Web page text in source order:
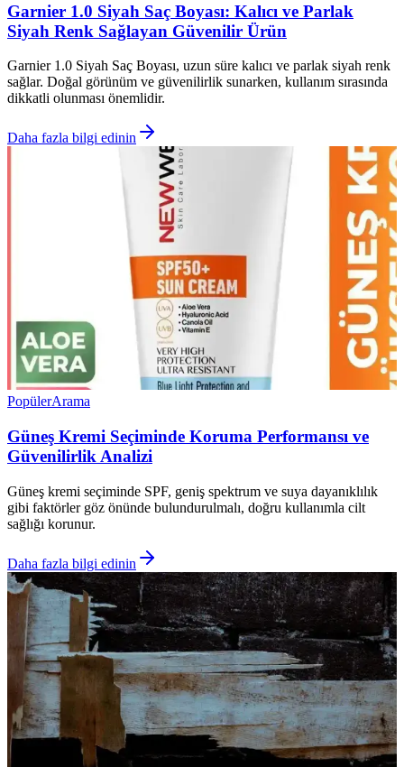
Garnier 1.0 Siyah Saç Boyası: Kalıcı ve Parlak
Siyah Renk Sağlayan Güvenilir Ürün
Garnier 1.0 Siyah Saç Boyası, uzun süre kalıcı ve parlak siyah renk
sağlar. Doğal görünüm ve güvenilirlik sunarken, kullanım sırasında
dikkatli olunması önemlidir.
Daha fazla bilgi edinin
PopülerArama
Güneş Kremi Seçiminde Koruma Performansı ve
Güvenilirlik Analizi
Güneş kremi seçiminde SPF, geniş spektrum ve suya dayanıklılık
gibi faktörler göz önünde bulundurulmalı, doğru kullanımla cilt
sağlığı korunur.
Daha fazla bilgi edinin